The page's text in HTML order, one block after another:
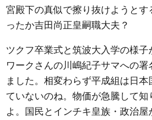
宮殿下の真似で擦り抜けようとす
ったか吉田尚正皇嗣職大夫？
ツクフ卒業式と筑波大入学の様子
ワークさんの川嶋紀子サマへの
ました。相変わらず平成組は日
ていないのね。物価が急騰して知
よ。国民とインチキ皇族・政治